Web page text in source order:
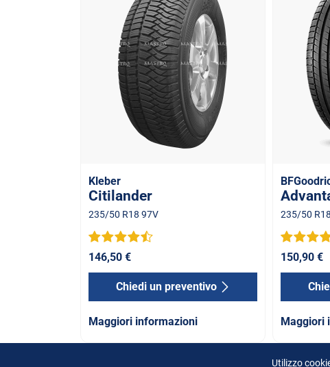
Kleber
Citilander
235/50 R18 97V
146,50 €
Chiedi un preventivo
Maggiori informazioni
235/50
150,90 €
Maggiori
Utilizzo